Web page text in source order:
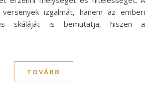
izgalmát, hanem az emberi
skáláját is bemutatja, hiszen a
TOVÁBB